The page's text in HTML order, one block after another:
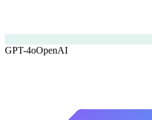
GPT-4oOpenAI